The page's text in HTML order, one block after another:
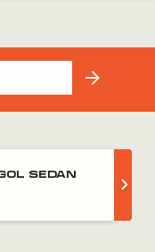
SEDAN